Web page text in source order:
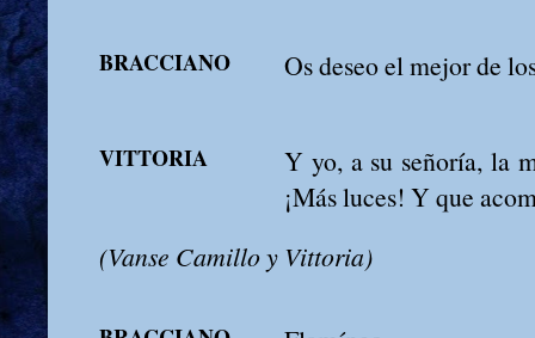
BRACCIANO Os deseo el mejor de
VITTORIA
Y yo, a su señoría, la
¡Más luces! Y que
(Vanse Camillo y Vittoria)